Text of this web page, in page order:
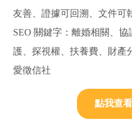
友善、證據可回溯、文件可
SEO 關鍵字：離婚相關、
護、探視權、扶養費、財產
愛徵信社
點我查